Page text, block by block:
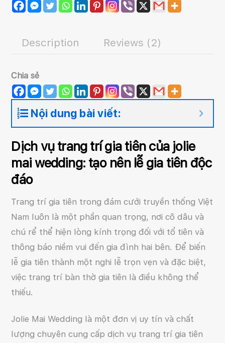
quantity
Description Reviews (2)
Chia sẻ
Nội dung bài viết:
Dịch vụ trang trí gia tiên của jolie
mai wedding: tạo nên lễ gia tiên độc
đáo
Trang trí gia tiên trong đám cưới truyền thống Việt
Nam luôn là một phần quan trọng, nơi cô dâu và
chú rể thể hiện lòng kính trọng đối với tổ tiên và
thông báo niềm vui đến gia đình hai bên. Để biến
lễ gia tiên thành một nghi lễ trọn vẹn và đặc biệt,
việc trang trí bàn thờ gia tiên là điều không thể
thiếu.
Jolie Mai Wedding là một đơn vị uy tín và chất
lượng chuyên cung cấp dịch vụ trang trí gia tiên